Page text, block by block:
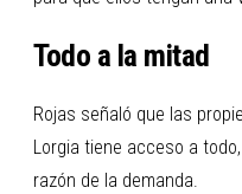
Todo a la mitad
Rojas señaló que las
Lorgia tiene acceso a
razón de la demanda.